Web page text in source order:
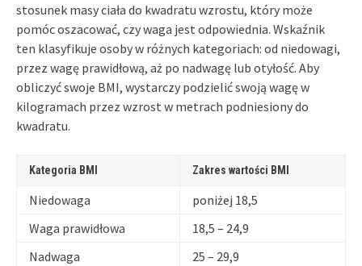
stosunek masy ciała do kwadratu wzrostu, który może
pomóc oszacować, czy waga jest odpowiednia. Wskaźnik
ten klasyfikuje osoby w różnych kategoriach: od niedowagi,
przez wagę prawidłową, aż po nadwagę lub otyłość. Aby
obliczyć swoje BMI, wystarczy podzielić swoją wagę w
kilogramach przez wzrost w metrach podniesiony do
kwadratu.
Kategoria BMI Zakres wartości BMI
Niedowaga
poniżej 18,5
Waga prawidłowa
18,5 – 24,9
Nadwaga
25 – 29,9